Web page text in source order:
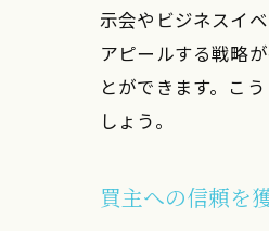
示会やビジネスイ
アピールする戦略
とができます。こ
しょう。
買主への信頼を